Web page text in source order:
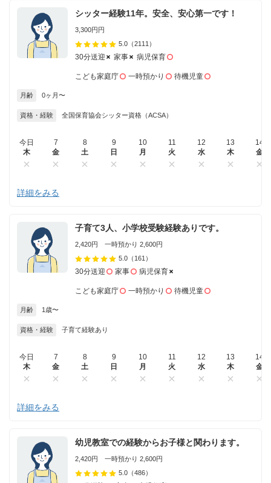
シッター経験11年。安全、安心第一です！
3,300円円
5.0 （2111）
30分送迎 家事 病児保育
こども家庭庁 一時預かり 待機児童
月齢 0ヶ月〜
資格・経験 全国保育協会シッター資格（ACSA）
今日
木
7
金
8
土
9
日
10
月
11
火
12
水
13
木
14
金
詳細をみる
子育て3人、小学校受験経験ありです。
2,420円 一時預かり 2,600円
5.0 （161）
30分送迎 家事 病児保育
こども家庭庁 一時預かり 待機児童
月齢 1歳〜
資格・経験 子育て経験あり
今日
木
7
金
8
土
9
日
10
月
11
火
12
水
13
木
14
金
詳細をみる
幼児教室での経験からお子様と関わります。
2,420円 一時預かり 2,600円
5.0 （486）